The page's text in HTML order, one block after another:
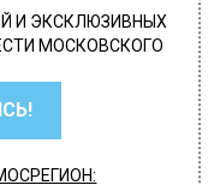
И ЭКСКЛЮЗИВНЫХ
МОСКОВСКОГО